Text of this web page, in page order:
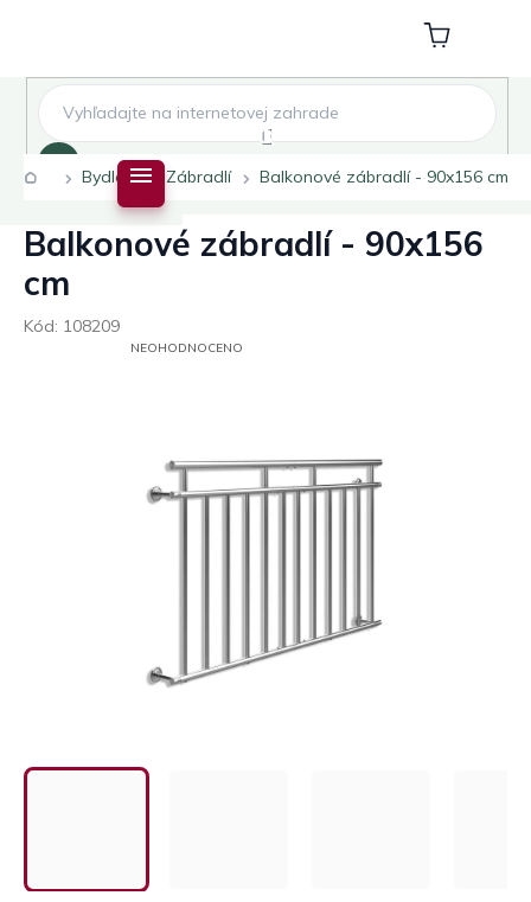
Nákupní
košík
DomůBydlení Zábradlí Balkonové zábradlí - 90x156 cm
Balkonové zábradlí - 90x156
cm
Kód: 108209
PRŮMĚRNÉNEOHODNOCENO